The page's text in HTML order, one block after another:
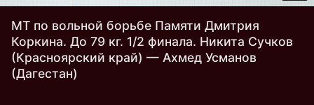
МТ по вольной борьбе Памяти Дмитрия
Коркина. До 79 кг. 1/2 финала. Никита Сучков
(Красноярский край) — Ахмед Усманов
(Дагестан)